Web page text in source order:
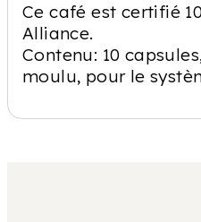
Ce café est certifié
Alliance.
Contenu: 10
moulu, pour le